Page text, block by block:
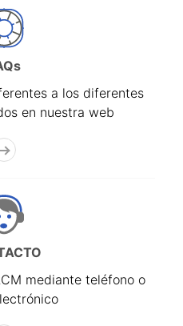
a los diferentes
en nuestra web
mediante teléfono o